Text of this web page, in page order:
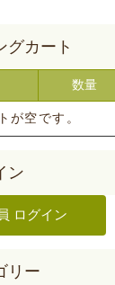
数量
が空です。